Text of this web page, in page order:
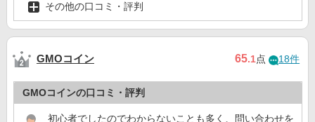
その他の口コミ・評判
GMOコイン 65.1点 18件
GMOコインの口コミ・評判
初心者でしたのでわからないことも多く、問い合わせを